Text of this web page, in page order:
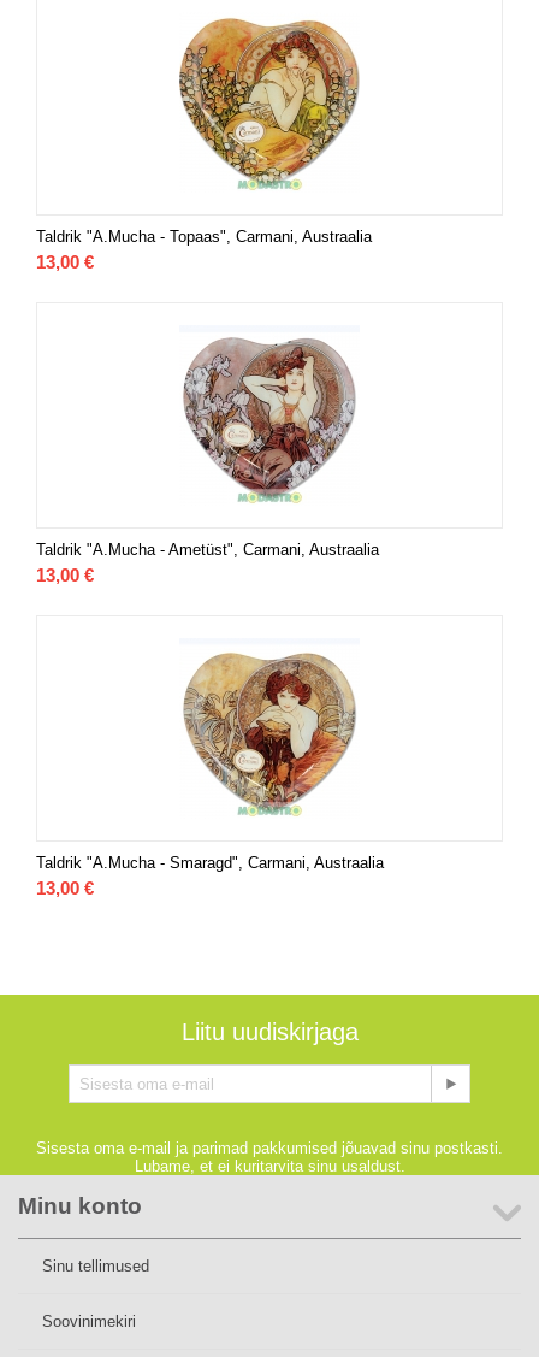
Taldrik "A.Mucha - Topaas", Carmani, Austraalia
13,00 €
Taldrik "A.Mucha - Ametüst", Carmani, Austraalia
13,00 €
Taldrik "A.Mucha - Smaragd", Carmani, Austraalia
13,00 €
Liitu uudiskirjaga
Sisesta oma e-mail ja parimad pakkumised jõuavad sinu postkasti.
Lubame, et ei kuritarvita sinu usaldust.
Minu konto
Sinu tellimused
Soovinimekiri